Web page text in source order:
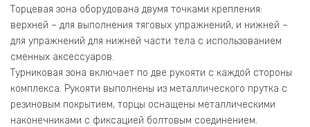
Торцевая зона оборудована двумя точками крепления:
верхней – для выполнения тяговых упражнений, и нижней –
для упражнений для нижней части тела с использованием
сменных аксессуаров.
Турниковая зона включает по две рукояти с каждой стороны
комплекса. Рукояти выполнены из металлического прутка с
резиновым покрытием, торцы оснащены металлическими
наконечниками с фиксацией болтовым соединением.